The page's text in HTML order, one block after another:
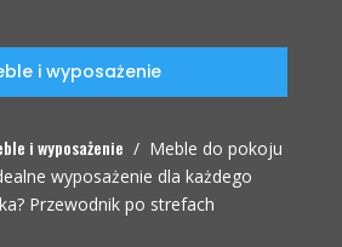
i wyposażenie
i wyposażenie / Meble do pokoju
wyposażenie dla każdego
Przewodnik po strefach